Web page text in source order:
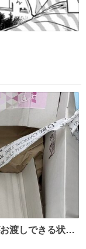
渡しできる状況
くとこの状態